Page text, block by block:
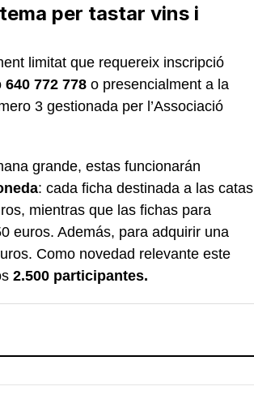
per tastar vins i
limitat que requereix inscripció
640 772 778 o presencialment a la
3 gestionada per l’Associació
grande, estas funcionarán
: cada ficha destinada a las catas
mientras que las fichas para
euros. Además, para adquirir una
Como novedad relevante este
2.500 participantes.